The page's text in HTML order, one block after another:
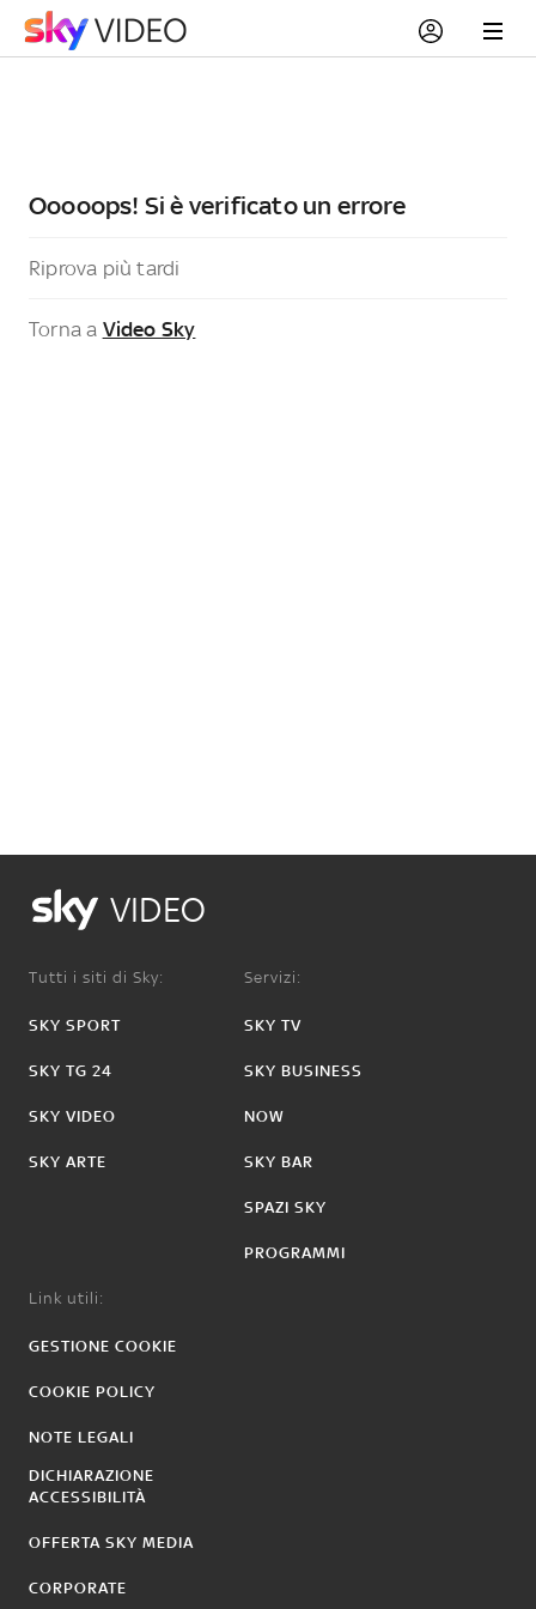
Ooooops! Si è verificato un errore
Riprova più tardi
Torna a Video Sky
VIDEO
Tutti i siti di Sky:
SKY SPORT
SKY TG 24
SKY VIDEO
SKY ARTE
Servizi:
SKY TV
SKY BUSINESS
NOW
SKY BAR
SPAZI SKY
PROGRAMMI
Link utili:
GESTIONE COOKIE
COOKIE POLICY
NOTE LEGALI
DICHIARAZIONE
ACCESSIBILITÀ
OFFERTA SKY MEDIA
CORPORATE